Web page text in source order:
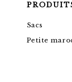
Sacs
Petite